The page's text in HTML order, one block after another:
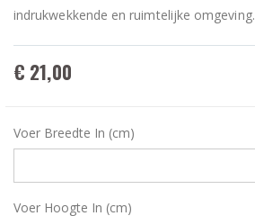
indrukwekkende en ruimtelijke omgeving.
€ 21,00
Voer Breedte In (cm)
Voer Hoogte In (cm)